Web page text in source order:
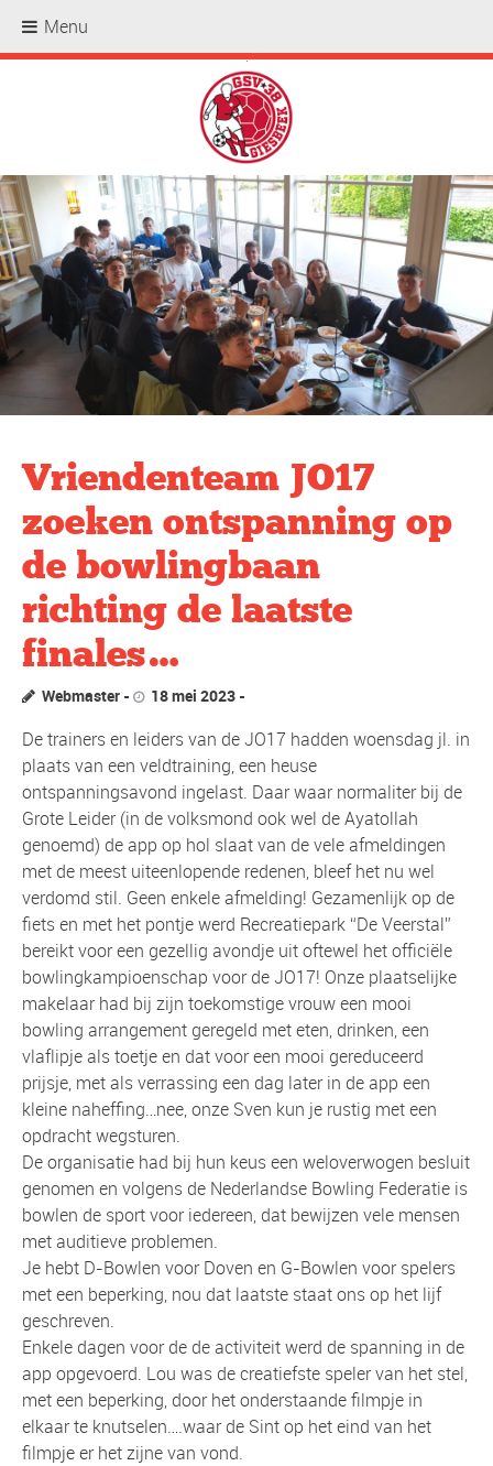
.
Vriendenteam JO17
zoeken ontspanning op
de bowlingbaan
richting de laatste
finales…
Webmaster 18 mei 2023
De trainers en leiders van de JO17 hadden woensdag jl. in
plaats van een veldtraining, een heuse
ontspanningsavond ingelast. Daar waar normaliter bij de
Grote Leider (in de volksmond ook wel de Ayatollah
genoemd) de app op hol slaat van de vele afmeldingen
met de meest uiteenlopende redenen, bleef het nu wel
verdomd stil. Geen enkele afmelding! Gezamenlijk op de
fiets en met het pontje werd Recreatiepark “De Veerstal”
bereikt voor een gezellig avondje uit oftewel het officiële
bowlingkampioenschap voor de JO17! Onze plaatselijke
makelaar had bij zijn toekomstige vrouw een mooi
bowling arrangement geregeld met eten, drinken, een
vlaflipje als toetje en dat voor een mooi gereduceerd
prijsje, met als verrassing een dag later in de app een
kleine naheffing…nee, onze Sven kun je rustig met een
opdracht wegsturen.
De organisatie had bij hun keus een weloverwogen besluit
genomen en volgens de Nederlandse Bowling Federatie is
bowlen de sport voor iedereen, dat bewijzen vele mensen
met auditieve problemen.
Je hebt D-Bowlen voor Doven en G-Bowlen voor spelers
met een beperking, nou dat laatste staat ons op het lijf
geschreven.
Enkele dagen voor de de activiteit werd de spanning in de
app opgevoerd. Lou was de creatiefste speler van het stel,
met een beperking, door het onderstaande filmpje in
elkaar te knutselen….waar de Sint op het eind van het
filmpje er het zijne van vond.
Menu